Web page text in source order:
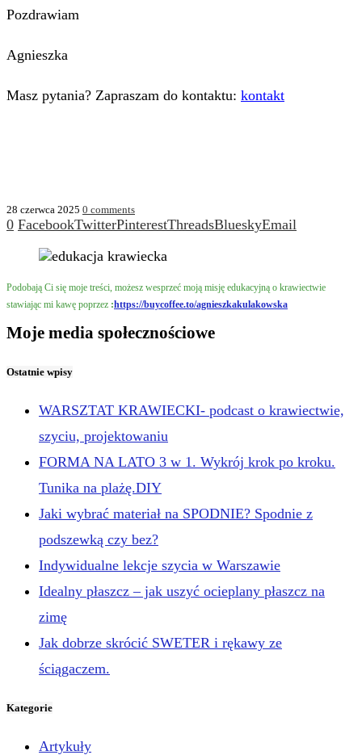
Pozdrawiam
Agnieszka
Masz pytania? Zapraszam do kontaktu: kontakt
28 czerwca 2025 0 comments
0 FacebookTwitterPinterestThreadsBlueskyEmail
Podobają Ci się moje treści, możesz wesprzeć moją misję edukacyjną o krawiectwie
stawiając mi kawę poprzez :https://buycoffee.to/agnieszkakulakowska
Moje media społecznościowe
Ostatnie wpisy
WARSZTAT KRAWIECKI- podcast o krawiectwie,
szyciu, projektowaniu
FORMA NA LATO 3 w 1. Wykrój krok po kroku.
Tunika na plażę.DIY
Jaki wybrać materiał na SPODNIE? Spodnie z
podszewką czy bez?
Indywidualne lekcje szycia w Warszawie
Idealny płaszcz – jak uszyć ocieplany płaszcz na
zimę
Jak dobrze skrócić SWETER i rękawy ze
ściągaczem.
Kategorie
Artykuły